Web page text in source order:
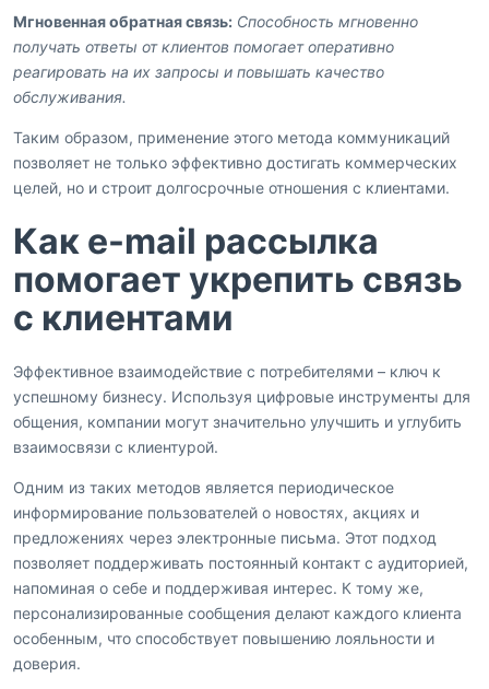
Мгновенная обратная связь: Способность мгновенно
получать ответы от клиентов помогает оперативно
реагировать на их запросы и повышать качество
обслуживания.
Таким образом, применение этого метода коммуникаций
позволяет не только эффективно достигать коммерческих
целей, но и строит долгосрочные отношения с клиентами.
Как e-mail рассылка
помогает укрепить связь
с клиентами
Эффективное взаимодействие с потребителями – ключ к
успешному бизнесу. Используя цифровые инструменты для
общения, компании могут значительно улучшить и углубить
взаимосвязи с клиентурой.
Одним из таких методов является периодическое
информирование пользователей о новостях, акциях и
предложениях через электронные письма. Этот подход
позволяет поддерживать постоянный контакт с аудиторией,
напоминая о себе и поддерживая интерес. К тому же,
персонализированные сообщения делают каждого клиента
особенным, что способствует повышению лояльности и
доверия.